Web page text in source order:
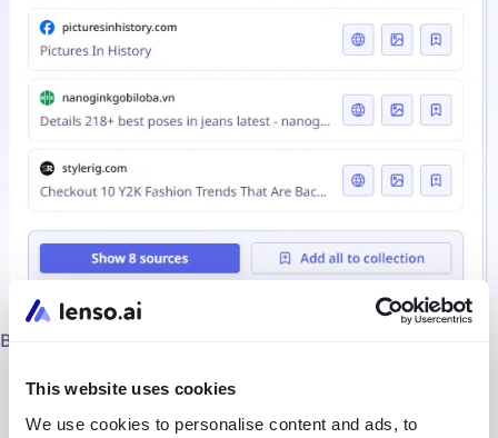
This website uses cookies
We use cookies to personalise content and ads, to
Вы также можете уточнить поиск:
Проверив другие категории
Связанные или Похожие)